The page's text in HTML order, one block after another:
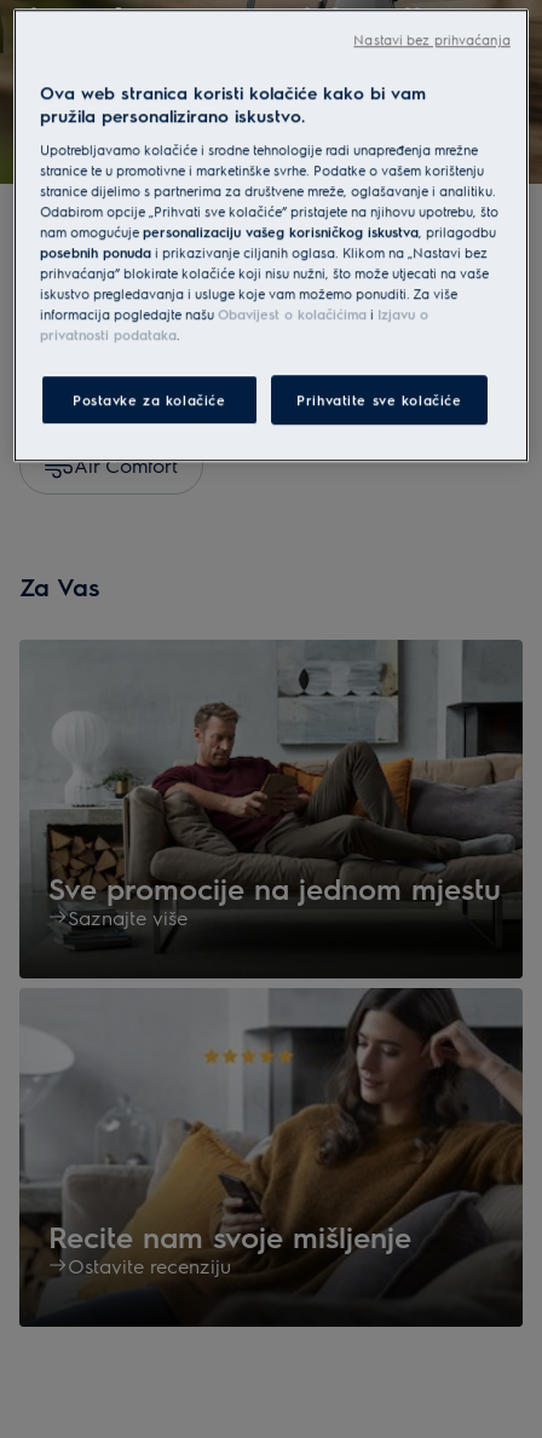
jamstva uz registraciju
Istražite po kategorijama
Kuhanje
Njega odjeće Čišćenje
Air Comfort
Za Vas
Sve promocije na jednom mjestu
Saznajte više
Recite nam svoje mišljenje
Ostavite recenziju
Ova web stranica koristi kolačiće kako bi vam
pružila personalizirano iskustvo.
Upotrebljavamo kolačiće i srodne tehnologije radi unapređenja mrežne
stranice te u promotivne i marketinške svrhe. Podatke o vašem korištenju
stranice dijelimo s partnerima za društvene mreže, oglašavanje i analitiku.
Odabirom opcije „Prihvati sve kolačiće” pristajete na njihovu upotrebu, što
nam omogućujepersonalizaciju vašeg korisničkog iskustva, prilagodbu
posebnih ponuda i prikazivanje ciljanih oglasa. Klikom na „Nastavi bez
prihvaćanja” blokirate kolačiće koji nisu nužni, što može utjecati na vaše
iskustvo pregledavanja i usluge koje vam možemo ponuditi. Za više
informacija pogledajte našuObavijest o kolačićima i Izjavu o
privatnosti podataka.
Postavke za kolačiće Prihvatite sve kolačiće
Nastavi bez prihvaćanja